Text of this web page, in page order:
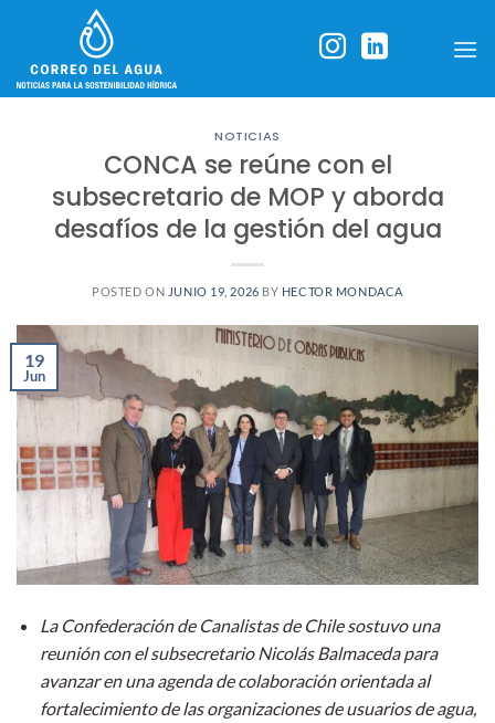
content
NOTICIAS
CONCA se reúne con el
subsecretario de MOP y aborda
desafíos de la gestión del agua
POSTED ON JUNIO 19, 2026 BY HECTOR MONDACA
19
Jun
La Confederación de Canalistas de Chile sostuvo una
reunión con el subsecretario Nicolás Balmaceda para
avanzar en una agenda de colaboración orientada al
fortalecimiento de las organizaciones de usuarios de agua,